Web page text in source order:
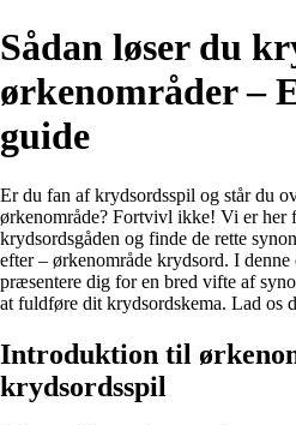
Sådan løser du
ørkenområder –
guide
Er du fan af krydsordsspil og står du
ørkenområde? Fortvivl ikke! Vi er her
krydsordsgåden og finde de rette
efter – ørkenområde krydsord. I
præsentere dig for en bred vifte af
at fuldføre dit krydsordskema. Lad os
Introduktion til
krydsordsspil